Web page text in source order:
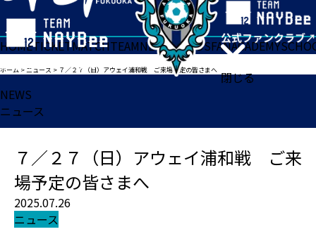
閉じる
HOMETICKETMATCHTEAMNEWSGOODSFANACADEMY
ホーム >ニュース > ７／２７（日）アウェイ浦和戦 ご来場予定の皆さまへ
NEWS
ニュース
７／２７（日）アウェイ浦和戦 ご来
場予定の皆さまへ
2025.07.26
ニュース